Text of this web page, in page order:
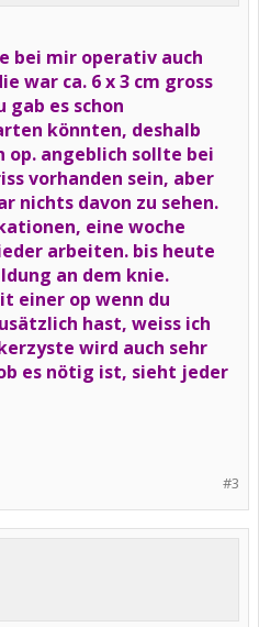
weg?
mit Operationen? Es besteht
oder?
am Knie geschnippelt worden?
bei mir operativ auch
war ca. 6 x 3 cm gross
es schon
könnten, deshalb
op. angeblich sollte bei
vorhanden sein, aber
nichts davon zu sehen.
eine woche
arbeiten. bis heute
an dem knie.
einer op wenn du
hast, weiss ich
wird auch sehr
es nötig ist, sieht jeder
#3